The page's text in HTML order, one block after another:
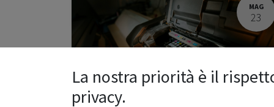
MAG
23
La nostra priorità è il
privacy.